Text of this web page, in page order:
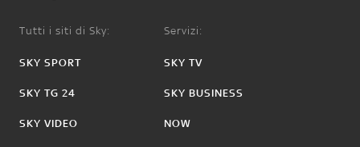
Tutti i siti di Sky:
SKY SPORT
SKY TG 24
SKY VIDEO
Servizi:
SKY TV
SKY BUSINESS
NOW